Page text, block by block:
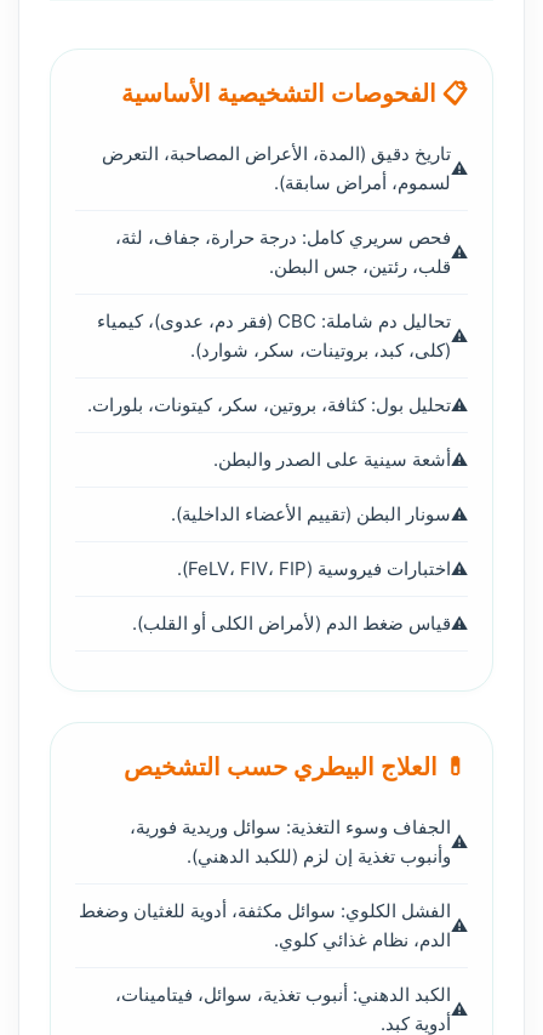
📋 الفحوصات التشخيصية الأساسية
تاريخ دقيق (المدة، الأعراض المصاحبة، التعرض
لسموم، أمراض سابقة).
فحص سريري كامل: درجة حرارة، جفاف، لثة،
قلب، رئتين، جس البطن.
تحاليل دم شاملة: CBC (فقر دم، عدوى)، كيمياء
(كلى، كبد، بروتينات، سكر، شوارد).
تحليل بول: كثافة، بروتين، سكر، كيتونات، بلورات.
أشعة سينية على الصدر والبطن.
سونار البطن (تقييم الأعضاء الداخلية).
اختبارات فيروسية (FeLV، FIV، FIP).
قياس ضغط الدم (لأمراض الكلى أو القلب).
💊 العلاج البيطري حسب التشخيص
الجفاف وسوء التغذية: سوائل وريدية فورية،
وأنبوب تغذية إن لزم (للكبد الدهني).
الفشل الكلوي: سوائل مكثفة، أدوية للغثيان وضغط
الدم، نظام غذائي كلوي.
الكبد الدهني: أنبوب تغذية، سوائل، فيتامينات،
أدوية كبد.